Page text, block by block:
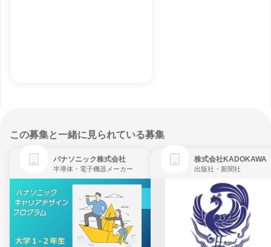
この募集と一緒に見られている募集
パナソニック株式会社
半導体・電子機器メーカー
株式会社KADOKAWA
出版社・新聞社